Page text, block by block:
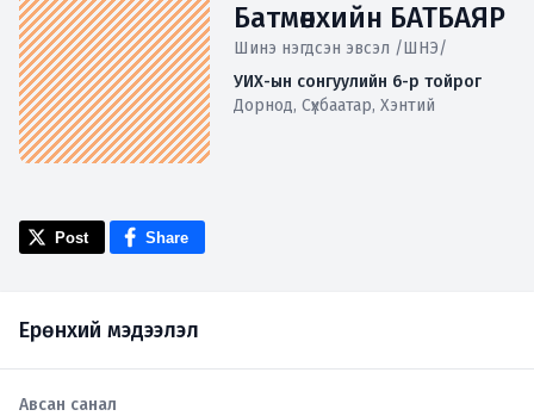
Батмөнхийн БАТБАЯР
Шинэ нэгдсэн эвсэл /ШНЭ/
УИХ-ын сонгуулийн 6-р тойрог
Дорнод, Сүхбаатар, Хэнтий
Post Share
Ерөнхий мэдээлэл
Авсан санал